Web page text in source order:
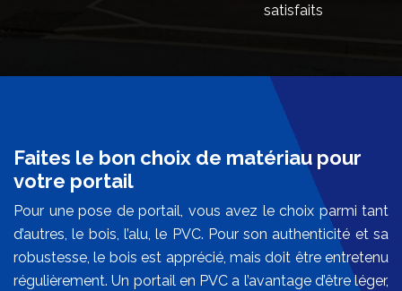
satisfaits
Faites le bon choix de matériau pour
votre portail
Pour une pose de portail, vous avez le choix parmi tant
d’autres, le bois, l’alu, le PVC. Pour son authenticité et sa
robustesse, le bois est apprécié, mais doit être entretenu
régulièrement. Un portail en PVC a l’avantage d’être léger,